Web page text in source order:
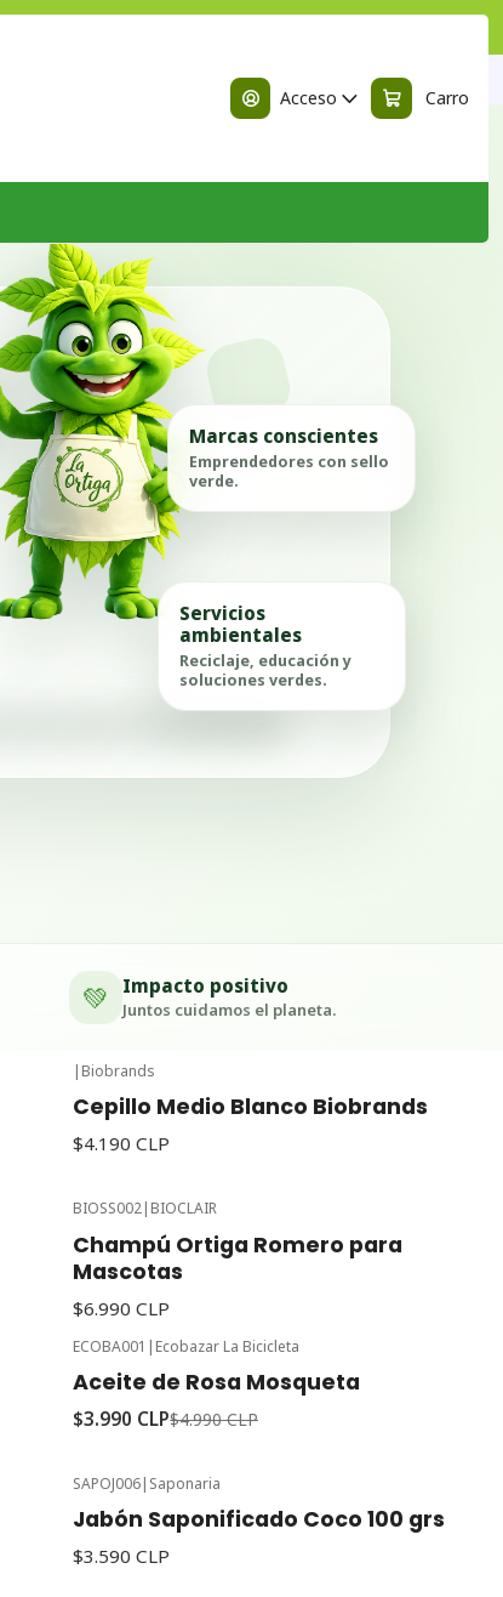
Acceso Carro
Marcas conscientes
Emprendedores con sello
verde.
Servicios
ambientales
Reciclaje, educación y
soluciones verdes.
💚 Impacto positivo
Juntos cuidamos el planeta.
| Biobrands
Cepillo Medio Blanco Biobrands
$4.190 CLP
BIOSS002| BIOCLAIR
Champú Ortiga Romero para
Mascotas
$6.990 CLP
ECOBA001 | Ecobazar La Bicicleta
Aceite de Rosa Mosqueta
$3.990 CLP$4.990 CLP
SAPOJ006| Saponaria
Jabón Saponificado Coco 100 grs
$3.590 CLP